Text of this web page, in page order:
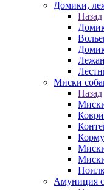
Домики,
Назад
Миски
Назад
Амуниция